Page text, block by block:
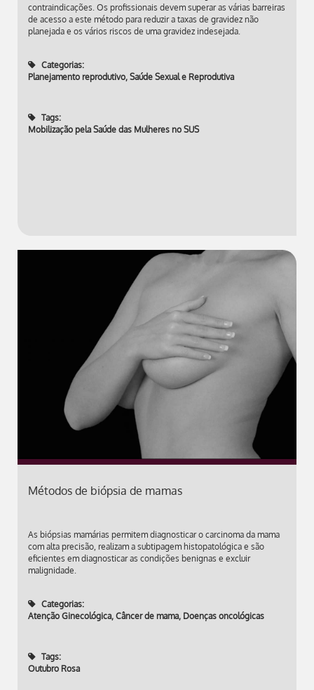
contraindicações. Os profissionais devem superar as várias barreiras
de acesso a este método para reduzir a taxas de gravidez não
planejada e os vários riscos de uma gravidez indesejada.
Categorias:
Planejamento reprodutivo, Saúde Sexual e Reprodutiva
Tags:
Mobilização pela Saúde das Mulheres no SUS
Métodos de biópsia de mamas
As biópsias mamárias permitem diagnosticar o carcinoma da mama
com alta precisão, realizam a subtipagem histopatológica e são
eficientes em diagnosticar as condições benignas e excluir
malignidade.
Categorias:
Atenção Ginecológica, Câncer de mama, Doenças oncológicas
Tags:
Outubro Rosa